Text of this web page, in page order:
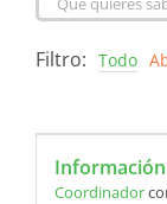
Filtro: Todo
Coordinador